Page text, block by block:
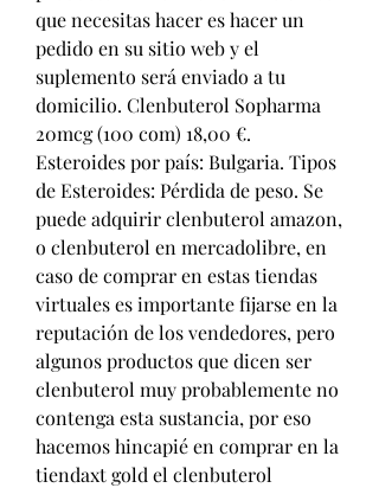
que necesitas hacer es hacer un
pedido en su sitio web y el
suplemento será enviado a tu
domicilio. Clenbuterol Sopharma
20mcg (100 com) 18,00 €.
Esteroides por país: Bulgaria. Tipos
de Esteroides: Pérdida de peso. Se
puede adquirir clenbuterol amazon,
o clenbuterol en mercadolibre, en
caso de comprar en estas tiendas
virtuales es importante fijarse en la
reputación de los vendedores, pero
algunos productos que dicen ser
clenbuterol muy probablemente no
contenga esta sustancia, por eso
hacemos hincapié en comprar en la
tiendaxt gold el clenbuterol